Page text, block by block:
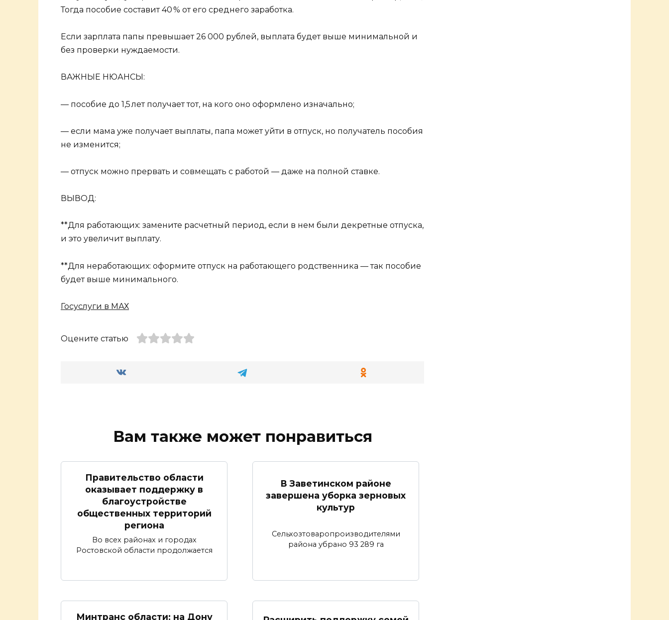
Тогда пособие составит 40 % от его среднего заработка.
Если зарплата папы превышает 26 000 рублей, выплата будет выше минимальной и
без проверки нуждаемости.
ВАЖНЫЕ НЮАНСЫ:
— пособие до 1,5 лет получает тот, на кого оно оформлено изначально;
— если мама уже получает выплаты, папа может уйти в отпуск, но получатель пособия
не изменится;
— отпуск можно прервать и совмещать с работой — даже на полной ставке.
ВЫВОД:
**Для работающих: замените расчетный период, если в нем были декретные отпуска,
и это увеличит выплату.
**Для неработающих: оформите отпуск на работающего родственника — так пособие
будет выше минимального.
Госуслуги в МАХ
Оцените статью
Вам также может понравиться
Правительство области
оказывает поддержку в
благоустройстве
общественных территорий
региона
Во всех районах и городах
Ростовской области продолжается
В Заветинском районе
завершена уборка зерновых
культур
Сельхозтоваропроизводителями
района убрано 93 289 га
Минтранс области: на Дону